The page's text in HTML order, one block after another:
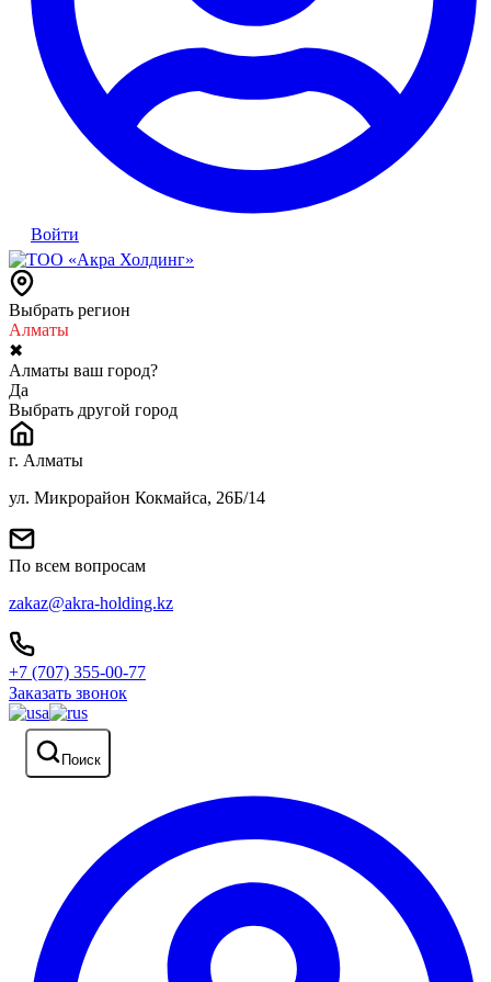
Войти
Выбрать регион
Алматы
✖
Алматы ваш город?
Да
Выбрать другой город
г. Алматы
ул. Микрорайон Кокмайса, 26Б/14
По всем вопросам
zakaz@akra-holding.kz
+7 (707) 355-00-77
Заказать звонок
Поиск